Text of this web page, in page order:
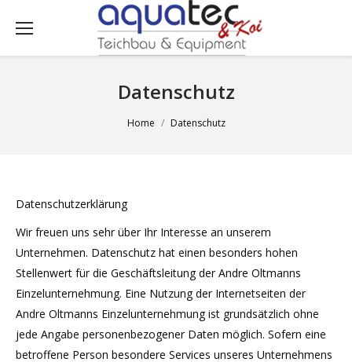
Datenschutz
Home Datenschutz
Datenschutzerklärung
Wir freuen uns sehr über Ihr Interesse an unserem
Unternehmen. Datenschutz hat einen besonders hohen
Stellenwert für die Geschäftsleitung der Andre Oltmanns
Einzelunternehmung. Eine Nutzung der Internetseiten der
Andre Oltmanns Einzelunternehmung ist grundsätzlich ohne
jede Angabe personenbezogener Daten möglich. Sofern eine
betroffene Person besondere Services unseres Unternehmens